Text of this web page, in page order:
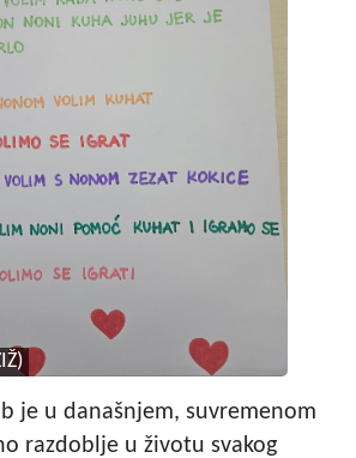
je u današnjem, suvremenom
razdoblje u životu svakog